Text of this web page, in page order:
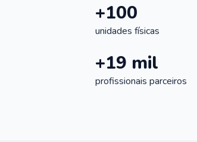
+100
unidades físicas
+19 mil
profissionais parceiros